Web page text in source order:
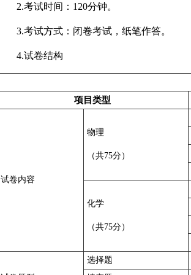
2.考试时间：120分钟。
3.考试方式：闭卷考试，纸笔作答。
4.试卷结构
项目类型
试卷内容
物理
（共75分）
化学
（共75分）
选择题